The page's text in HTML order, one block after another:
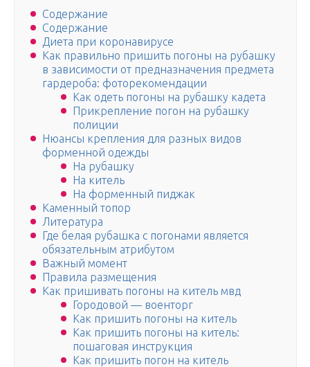
Содержание
Содержание
Диета при коронавирусе
Как правильно пришить погоны на рубашку
в зависимости от предназначения предмета
гардероба: фоторекомендации
Как одеть погоны на рубашку кадета
Прикрепление погон на рубашку
полиции
Нюансы крепления для разных видов
форменной одежды
На рубашку
На китель
На форменный пиджак
Каменный топор
Литература
Где белая рубашка с погонами является
обязательным атрибутом
Важный момент
Правила размещения
Как пришивать погоны на китель мвд
Городовой — военторг
Как пришить погоны на китель
Как пришить погоны на китель:
пошаговая инструкция
Как пришить погон на китель